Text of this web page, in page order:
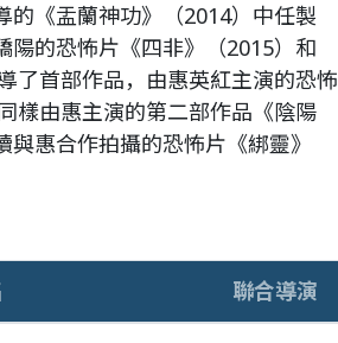
的《盂蘭神功》（2014）中任製
陽的恐怖片《四非》（2015）和
了首部作品，由惠英紅主演的恐怖
樣由惠主演的第二部作品《陰陽
惠合作拍攝的恐怖片《綁靈》
聯合導演